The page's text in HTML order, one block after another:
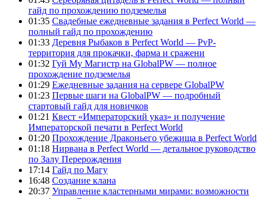
гайд по прохождению подземелья
01:35 Свадебные ежедневные задания в Perfect World —
полный гайд по прохождению
01:33 Деревня Рыбаков в Perfect World — PvP-
территория для прокачки, фарма и сражени
01:32 Гуй Му Магистр на GlobalPW — полное
прохождение подземелья
01:29 Ежедневные задания на сервере GlobalPW
01:23 Первые шаги на GlobalPW — подробный
стартовый гайд для новичков
01:21 Квест «Императорский указ» и получение
Императорской печати в Perfect World
01:20 Прохождение Драконьего убежища в Perfect World
01:18 Нирвана в Perfect World — детальное руководство
по Залу Перерождения
17:14 Гайд по Магу
16:48 Создание клана
20:37 Управление кластерными мирами: возможности